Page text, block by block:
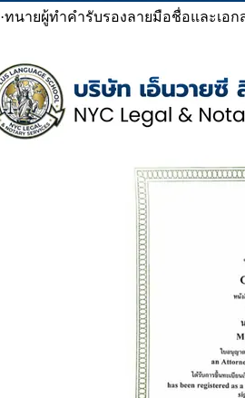
·ทนายผู้ทำคำรับรองลายมือชื่อและเอก